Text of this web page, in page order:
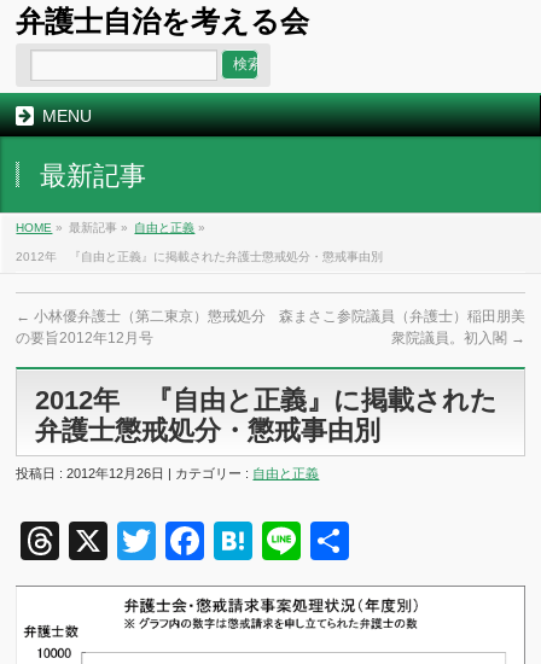
弁護士自治を考える会
MENU
最新記事
HOME » 最新記事 » 自由と正義 »
2012年 『自由と正義』に掲載された弁護士懲戒処分・懲戒事由別
← 小林優弁護士（第二東京）懲戒処分
の要旨2012年12月号
森まさこ参院議員（弁護士）稲田朋美
衆院議員。初入閣 →
2012年 『自由と正義』に掲載された
弁護士懲戒処分・懲戒事由別
投稿日 : 2012年12月26日 | カテゴリー : 自由と正義
Threads
X TwitterFacebook
Hatena
Line
有